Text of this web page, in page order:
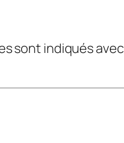
sont indiqués avec